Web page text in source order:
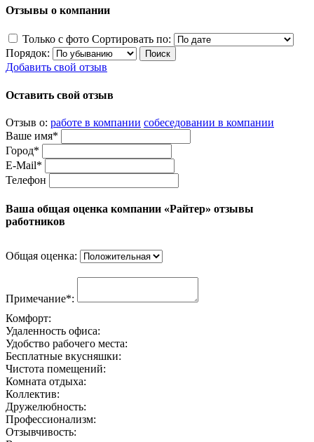
Отзывы о компании
Только с фото Сортировать по:
Порядок:
Добавить свой отзыв
Оставить свой отзыв
Отзыв о: работе в компании собеседовании в компании
Ваше имя*
Город*
E-Mail*
Телефон
Ваша общая оценка компании «Райтер» отзывы
работников
Общая оценка:
Примечание*:
Комфорт:
Удаленность офиса:
Удобство рабочего места:
Бесплатные вкусняшки:
Чистота помещений:
Комната отдыха:
Коллектив:
Дружелюбность:
Профессионализм:
Отзывчивость: